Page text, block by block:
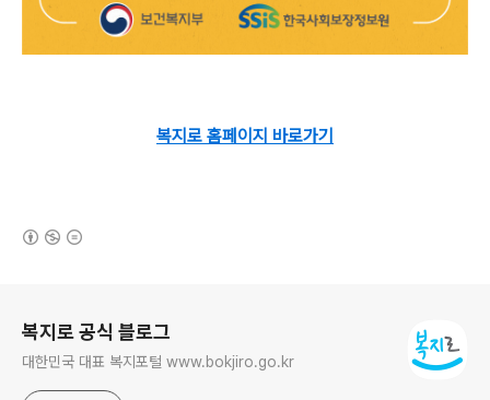
복지로 홈페이지 바로가기
복지로 공식 블로그
대한민국 대표 복지포털 www.bokjiro.go.kr